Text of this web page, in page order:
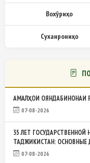
Вохӯриҳо
Суханрониҳо
АМАЛҲОИ ОЯНДАБИНОНАИ
07-08-2026
35 ЛЕТ ГОСУДАРСТВЕННОЙ
ТАДЖИКИСТАН: ОСНОВНЫЕ
07-08-2026